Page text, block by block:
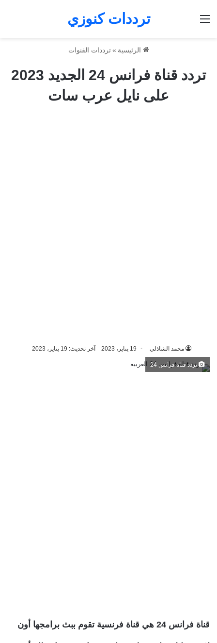
ترددات كنوزي
الرئيسية » ترددات القنوات
تردد قناة فرانس 24 الجديد 2023
على نايل عرب سات
محمد الشاذلي 19 يناير، 2023 آخر تحديث: 19 يناير، 2023
تردد قناة فرانس 24
قناة فرانس 24 هي قناة فرنسية تقوم ببث برامجها أون